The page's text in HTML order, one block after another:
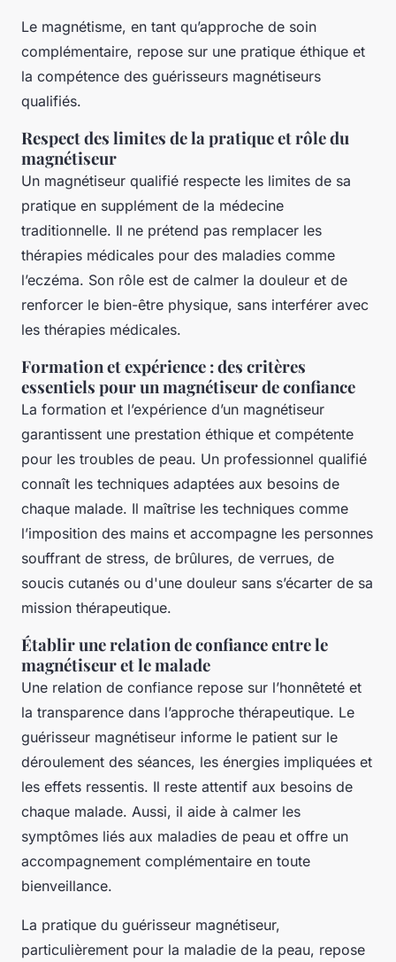
Le magnétisme, en tant qu’approche de soin
complémentaire, repose sur une pratique éthique et
la compétence des guérisseurs magnétiseurs
qualifiés.
Respect des limites de la pratique et rôle du
magnétiseur
Un magnétiseur qualifié respecte les limites de sa
pratique en supplément de la médecine
traditionnelle. Il ne prétend pas remplacer les
thérapies médicales pour des maladies comme
l’eczéma. Son rôle est de calmer la douleur et de
renforcer le bien-être physique, sans interférer avec
les thérapies médicales.
Formation et expérience : des critères
essentiels pour un magnétiseur de confiance
La formation et l’expérience d’un magnétiseur
garantissent une prestation éthique et compétente
pour les troubles de peau. Un professionnel qualifié
connaît les techniques adaptées aux besoins de
chaque malade. Il maîtrise les techniques comme
l’imposition des mains et accompagne les personnes
souffrant de stress, de brûlures, de verrues, de
soucis cutanés ou d'une douleur sans s’écarter de sa
mission thérapeutique.
Établir une relation de confiance entre le
magnétiseur et le malade
Une relation de confiance repose sur l’honnêteté et
la transparence dans l’approche thérapeutique. Le
guérisseur magnétiseur informe le patient sur le
déroulement des séances, les énergies impliquées et
les effets ressentis. Il reste attentif aux besoins de
chaque malade. Aussi, il aide à calmer les
symptômes liés aux maladies de peau et offre un
accompagnement complémentaire en toute
bienveillance.
La pratique du guérisseur magnétiseur,
particulièrement pour la maladie de la peau, repose